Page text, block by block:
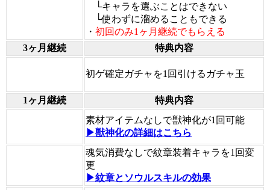
└キャラを選ぶことはできない
└使わずに溜めることもできる
・ 初回のみ1ヶ月継続でもらえる
3ヶ月継続
特典内容
初ゲ確定ガチャを1回引けるガチャ玉
1ヶ月継続
特典内容
素材アイテムなしで獣神化が1回可能
▶獣神化の詳細はこちら
魂気消費なしで紋章装着キャラを1回変
更
▶紋章とソウルスキルの効果